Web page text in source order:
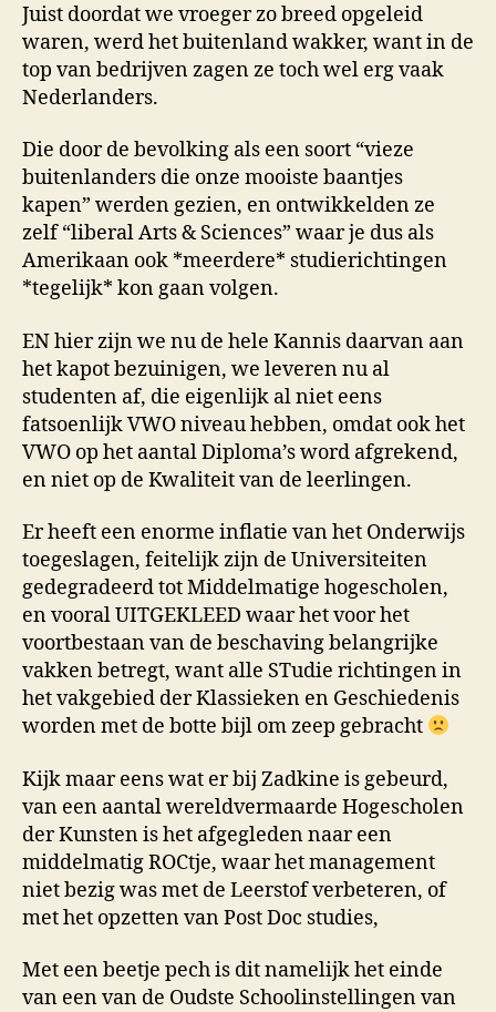
Juist doordat we vroeger zo breed opgeleid
waren, werd het buitenland wakker, want in de
top van bedrijven zagen ze toch wel erg vaak
Nederlanders.
Die door de bevolking als een soort “vieze
buitenlanders die onze mooiste baantjes
kapen” werden gezien, en ontwikkelden ze
zelf “liberal Arts & Sciences” waar je dus als
Amerikaan ook *meerdere* studierichtingen
*tegelijk* kon gaan volgen.
EN hier zijn we nu de hele Kannis daarvan aan
het kapot bezuinigen, we leveren nu al
studenten af, die eigenlijk al niet eens
fatsoenlijk VWO niveau hebben, omdat ook het
VWO op het aantal Diploma’s word afgrekend,
en niet op de Kwaliteit van de leerlingen.
Er heeft een enorme inflatie van het Onderwijs
toegeslagen, feitelijk zijn de Universiteiten
gedegradeerd tot Middelmatige hogescholen,
en vooral UITGEKLEED waar het voor het
voortbestaan van de beschaving belangrijke
vakken betregt, want alle STudie richtingen in
het vakgebied der Klassieken en Geschiedenis
worden met de botte bijl om zeep gebracht
Kijk maar eens wat er bij Zadkine is gebeurd,
van een aantal wereldvermaarde Hogescholen
der Kunsten is het afgegleden naar een
middelmatig ROCtje, waar het management
niet bezig was met de Leerstof verbeteren, of
met het opzetten van Post Doc studies,
Met een beetje pech is dit namelijk het einde
van een van de Oudste Schoolinstellingen van